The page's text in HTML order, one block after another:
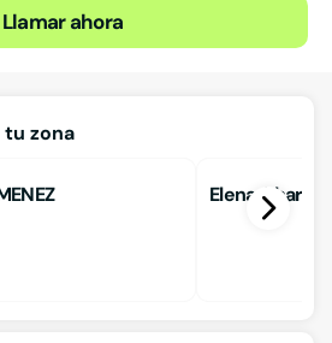
Llamar ahora
zona
Elena